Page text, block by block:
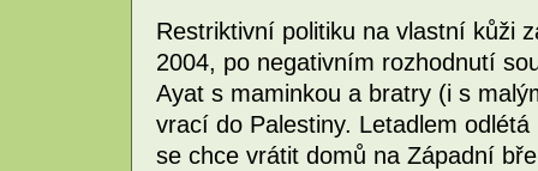
Restriktivní politiku na vlastní kůži
2004, po negativním rozhodnutí
Ayat s maminkou a bratry (i s
vrací do Palestiny. Letadlem
se chce vrátit domů na Západní